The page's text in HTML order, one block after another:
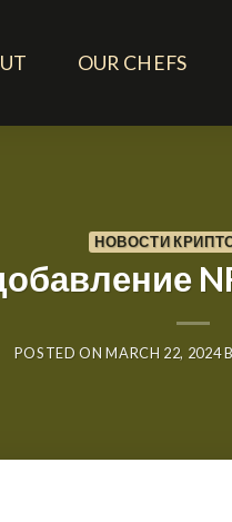
OUR CHEFS
НОВОСТИ
POSTED ONMARCH 22, 2024